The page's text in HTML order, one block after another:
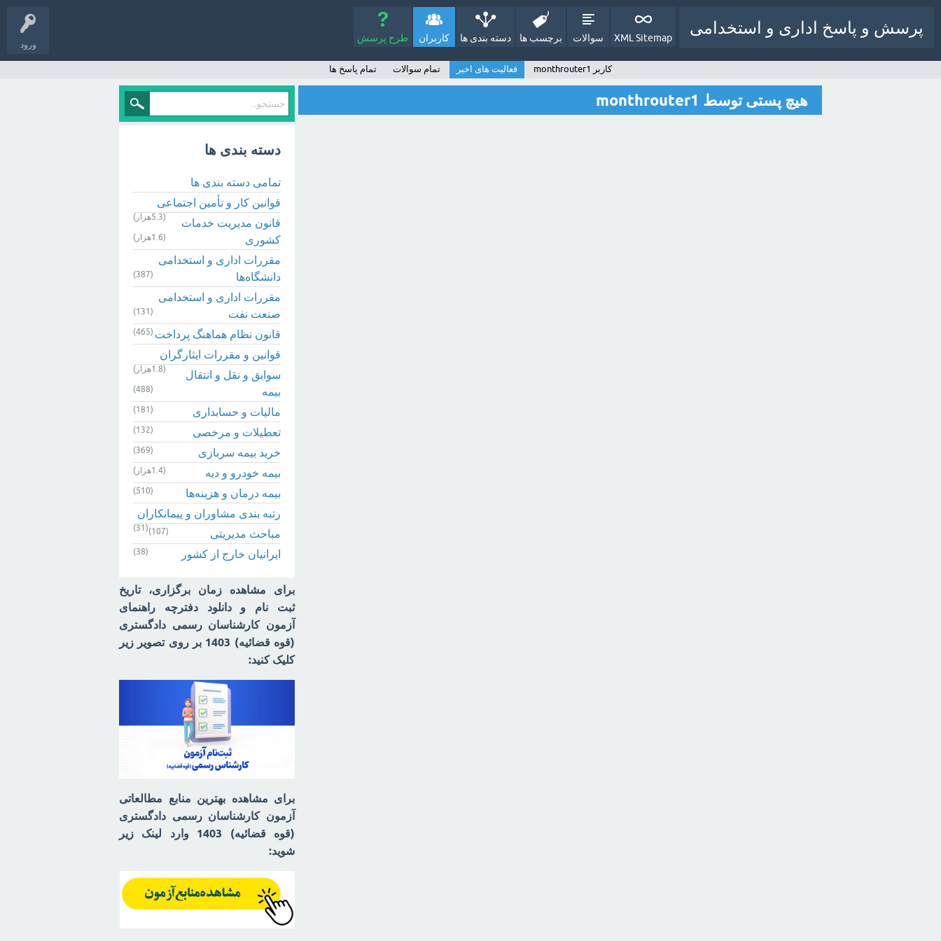
ورود
پرسش و پاسخ اداری و استخدامی
XML Sitemap سوالات برچسب ها دسته بندی ها کاربران طرح پرسش
کاربر monthrouter1 فعالیت های اخیر تمام سوالات تمام پاسخ ها
هیچ پستی توسط monthrouter1
دسته بندی ها
تمامی دسته بندی ها
قوانین کار و تأمین اجتماعی
(5.3هزار)
قانون مدیریت خدمات
کشوری
(1.6هزار)
مقررات اداری و استخدامی
دانشگاه‌ها
(387)
مقررات اداری و استخدامی
صنعت نفت
(131)
قانون نظام هماهنگ پرداخت (465)
قوانین و مقررات ایثارگران
(1.8هزار)
سوابق و نقل و انتقال
بیمه‌
(488)
مالیات و حسابداری (181)
تعطیلات و مرخصی (132)
خرید بیمه سربازی (369)
بیمه خودرو و دیه (1.4هزار)
بیمه درمان و هزینه‌ها (510)
رتبه بندی مشاوران و پیمانکاران
(31) مباحث مدیریتی (107)
ایرانیان خارج از کشور (38)
برای مشاهده زمان برگزاری، تاریخ
ثبت نام و دانلود دفترچه راهنمای
آزمون کارشناسان رسمی دادگستری
(قوه قضائیه) 1403 بر روی تصویر زیر
کلیک کنید:
برای مشاهده بهترین منابع مطالعاتی
آزمون کارشناسان رسمی دادگستری
(قوه قضائیه) 1403 وارد لینک زیر
شوید: